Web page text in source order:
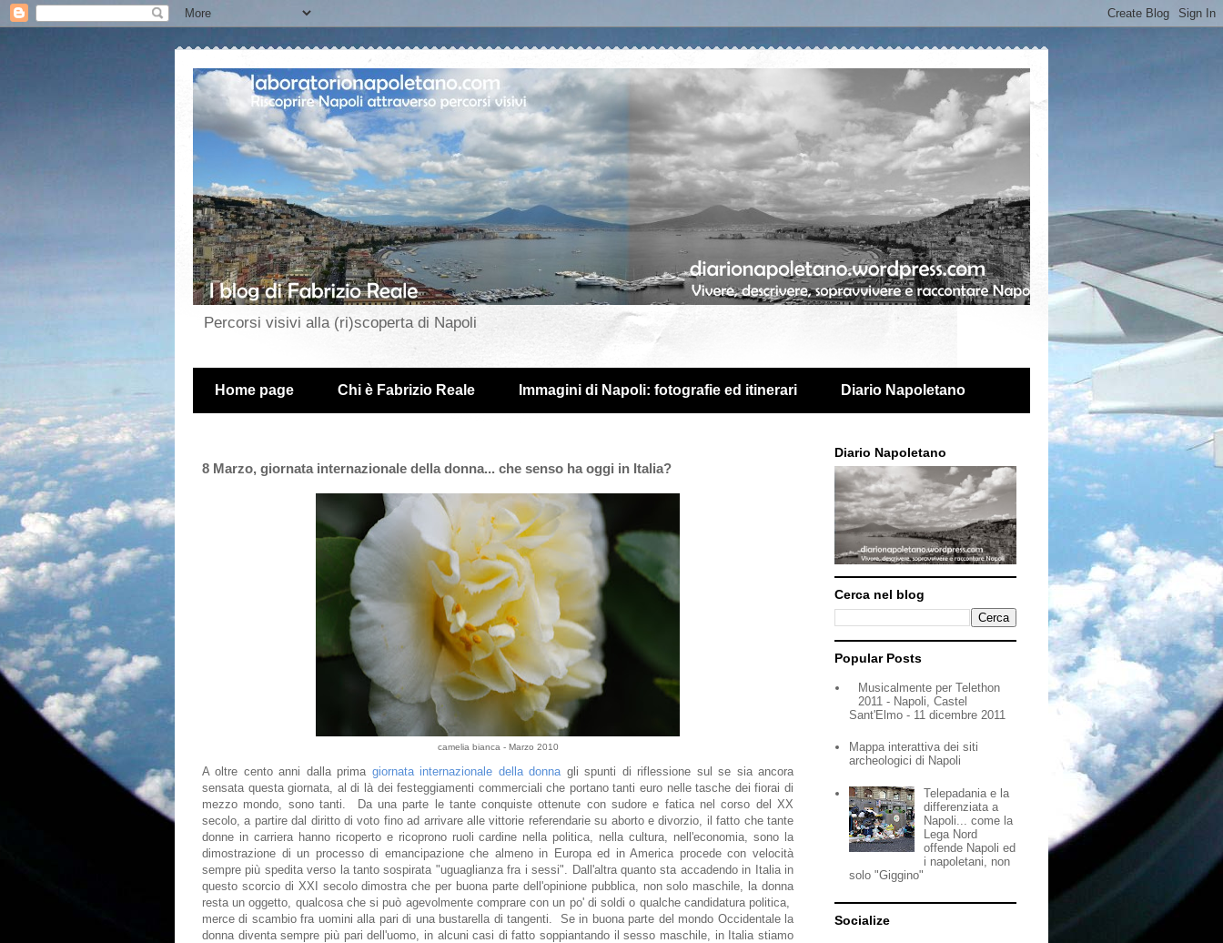
Percorsi visivi alla (ri)scoperta di Napoli
Home page Chi è Fabrizio Reale Immagini di Napoli: fotografie ed itinerari Diario Napoletano
8 Marzo, giornata internazionale della donna... che senso ha oggi in Italia?
camelia bianca - Marzo 2010
A oltre cento anni dalla prima giornata internazionale della donna gli spunti di riflessione sul se sia ancora
sensata questa giornata, al di là dei festeggiamenti commerciali che portano tanti euro nelle tasche dei fiorai di
mezzo mondo, sono tanti. Da una parte le tante conquiste ottenute con sudore e fatica nel corso del XX
secolo, a partire dal diritto di voto fino ad arrivare alle vittorie referendarie su aborto e divorzio, il fatto che tante
donne in carriera hanno ricoperto e ricoprono ruoli cardine nella politica, nella cultura, nell'economia, sono la
dimostrazione di un processo di emancipazione che almeno in Europa ed in America procede con velocità
sempre più spedita verso la tanto sospirata "uguaglianza fra i sessi". Dall'altra quanto sta accadendo in Italia in
questo scorcio di XXI secolo dimostra che per buona parte dell'opinione pubblica, non solo maschile, la donna
resta un oggetto, qualcosa che si può agevolmente comprare con un po' di soldi o qualche candidatura politica,
merce di scambio fra uomini alla pari di una bustarella di tangenti. Se in buona parte del mondo Occidentale la
donna diventa sempre più pari dell'uomo, in alcuni casi di fatto soppiantando il sesso maschile, in Italia stiamo
Diario Napoletano
Cerca nel blog
Popular Posts
Musicalmente per Telethon
2011 - Napoli, Castel
Sant'Elmo - 11 dicembre 2011
Mappa interattiva dei siti
archeologici di Napoli
Telepadania e la
differenziata a
Napoli... come la
Lega Nord
offende Napoli ed
i napoletani, non
solo "Giggino"
Socialize